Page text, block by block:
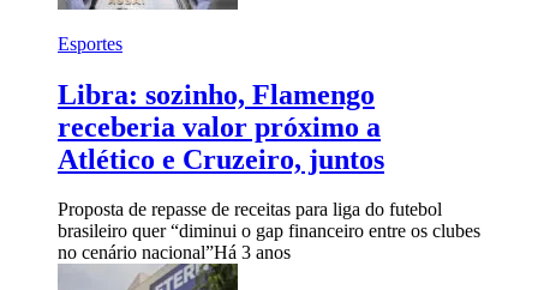
Esportes
Libra: sozinho, Flamengo
receberia valor próximo a
Atlético e Cruzeiro, juntos
Proposta de repasse de receitas para liga do futebol
brasileiro quer “diminui o gap financeiro entre os clubes
no cenário nacional”Há 3 anos